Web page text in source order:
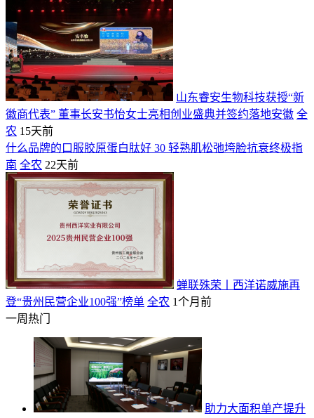
山东睿安生物科技获授“新
徽商代表” 董事长安书怡女士亮相创业盛典并签约落地安徽 全
农 15天前
什么品牌的口服胶原蛋白肽好 30 轻熟肌松弛垮脸抗衰终极指
南 全农 22天前
蝉联殊荣丨西洋诺威施再
登“贵州民营企业100强”榜单 全农 1个月前
一周热门
助力大面积单产提升